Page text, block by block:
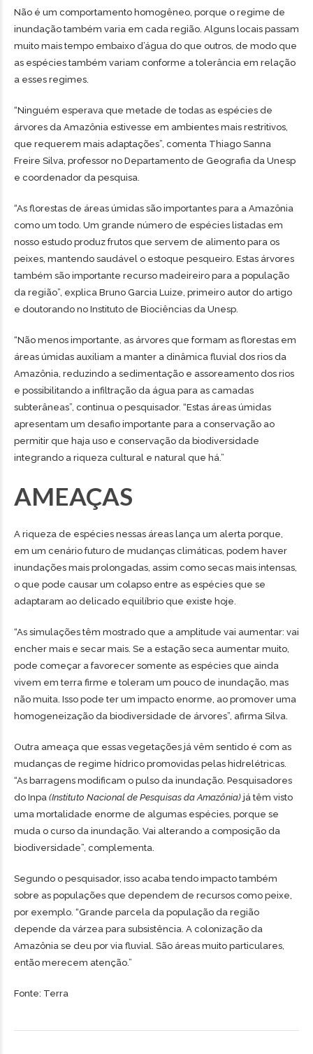
Não é um comportamento homogêneo, porque o regime de
inundação também varia em cada região. Alguns locais passam
muito mais tempo embaixo d’água do que outros, de modo que
as espécies também variam conforme a tolerância em relação
a esses regimes.
“Ninguém esperava que metade de todas as espécies de
árvores da Amazônia estivesse em ambientes mais restritivos,
que requerem mais adaptações”, comenta Thiago Sanna
Freire Silva, professor no Departamento de Geografia da Unesp
e coordenador da pesquisa.
“As florestas de áreas úmidas são importantes para a Amazônia
como um todo. Um grande número de espécies listadas em
nosso estudo produz frutos que servem de alimento para os
peixes, mantendo saudável o estoque pesqueiro. Estas árvores
também são importante recurso madeireiro para a população
da região”, explica Bruno Garcia Luize, primeiro autor do artigo
e doutorando no Instituto de Biociências da Unesp.
“Não menos importante, as árvores que formam as florestas em
áreas úmidas auxiliam a manter a dinâmica fluvial dos rios da
Amazônia, reduzindo a sedimentação e assoreamento dos rios
e possibilitando a infiltração da água para as camadas
subterâneas”, continua o pesquisador. “Estas áreas úmidas
apresentam um desafio importante para a conservação ao
permitir que haja uso e conservação da biodiversidade
integrando a riqueza cultural e natural que há.”
AMEAÇAS
A riqueza de espécies nessas áreas lança um alerta porque,
em um cenário futuro de mudanças climáticas, podem haver
inundações mais prolongadas, assim como secas mais intensas,
o que pode causar um colapso entre as espécies que se
adaptaram ao delicado equilíbrio que existe hoje.
“As simulações têm mostrado que a amplitude vai aumentar: vai
encher mais e secar mais. Se a estação seca aumentar muito,
pode começar a favorecer somente as espécies que ainda
vivem em terra firme e toleram um pouco de inundação, mas
não muita. Isso pode ter um impacto enorme, ao promover uma
homogeneização da biodiversidade de árvores”, afirma Silva.
Outra ameaça que essas vegetações já vêm sentido é com as
mudanças de regime hídrico promovidas pelas hidrelétricas.
“As barragens modificam o pulso da inundação. Pesquisadores
do Inpa (Instituto Nacional de Pesquisas da Amazônia) já têm visto
uma mortalidade enorme de algumas espécies, porque se
muda o curso da inundação. Vai alterando a composição da
biodiversidade”, complementa.
Segundo o pesquisador, isso acaba tendo impacto também
sobre as populações que dependem de recursos como peixe,
por exemplo. “Grande parcela da população da região
depende da várzea para subsistência. A colonização da
Amazônia se deu por via fluvial. São áreas muito particulares,
então merecem atenção.”
Fonte: Terra